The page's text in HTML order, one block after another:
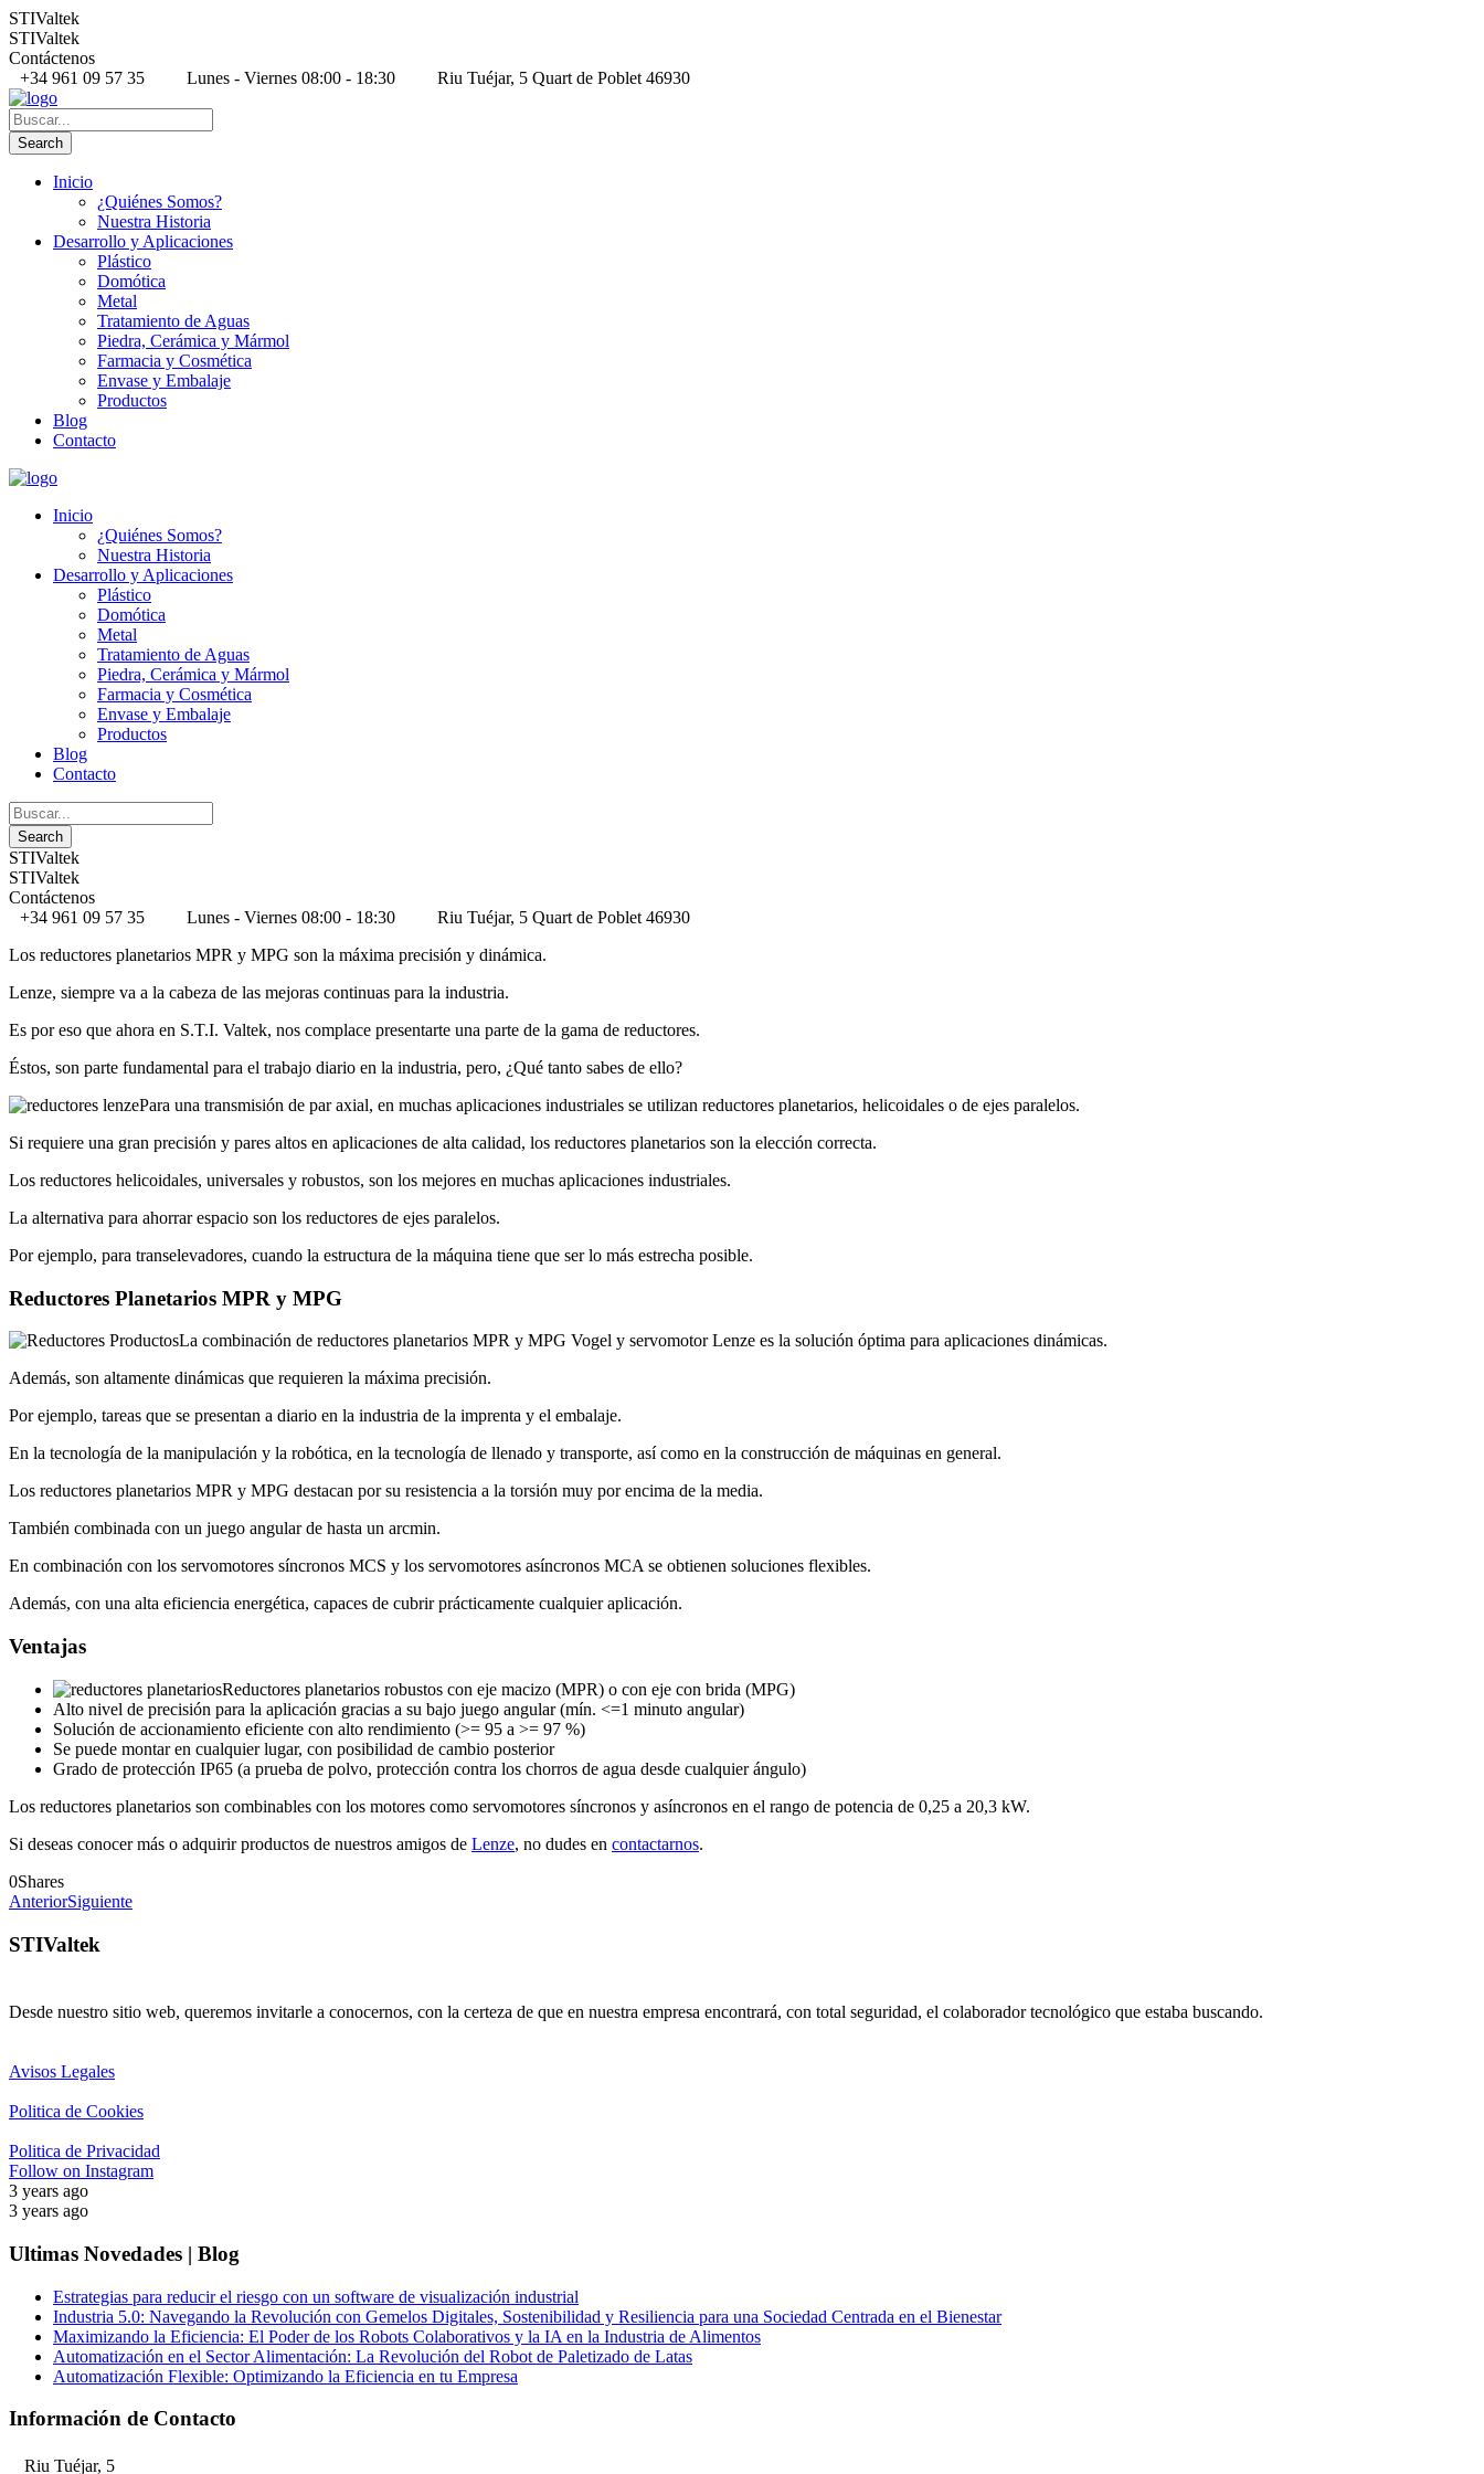
STIValtek
STIValtek
Contáctenos
+34 961 09 57 35
Lunes - Viernes 08:00 - 18:30 Riu Tuéjar, 5 Quart de Poblet 46930
Inicio
¿Quiénes Somos?
Nuestra Historia
Desarrollo y Aplicaciones
Plástico
Domótica
Metal
Tratamiento de Aguas
Piedra, Cerámica y Mármol
Farmacia y Cosmética
Envase y Embalaje
Productos
Blog
Contacto
Inicio
¿Quiénes Somos?
Nuestra Historia
Desarrollo y Aplicaciones
Plástico
Domótica
Metal
Tratamiento de Aguas
Piedra, Cerámica y Mármol
Farmacia y Cosmética
Envase y Embalaje
Productos
Blog
Contacto
STIValtek
STIValtek
Contáctenos
+34 961 09 57 35
Lunes - Viernes 08:00 - 18:30
Riu Tuéjar, 5 Quart de Poblet 46930
Los reductores planetarios MPR y MPG son la máxima precisión y dinámica.
Lenze, siempre va a la cabeza de las mejoras continuas para la industria.
Es por eso que ahora en S.T.I. Valtek, nos complace presentarte una parte de la gama de reductores.
Éstos, son parte fundamental para el trabajo diario en la industria, pero, ¿Qué tanto sabes de ello?
Para una transmisión de par axial, en muchas aplicaciones industriales se utilizan reductores planetarios, helicoidales o de ejes paralelos.
Si requiere una gran precisión y pares altos en aplicaciones de alta calidad, los reductores planetarios son la elección correcta.
Los reductores helicoidales, universales y robustos, son los mejores en muchas aplicaciones industriales.
La alternativa para ahorrar espacio son los reductores de ejes paralelos.
Por ejemplo, para transelevadores, cuando la estructura de la máquina tiene que ser lo más estrecha posible.
Reductores Planetarios MPR y MPG
La combinación de reductores planetarios MPR y MPG Vogel y servomotor Lenze es la solución óptima para aplicaciones dinámicas.
Además, son altamente dinámicas que requieren la máxima precisión.
Por ejemplo, tareas que se presentan a diario en la industria de la imprenta y el embalaje.
En la tecnología de la manipulación y la robótica, en la tecnología de llenado y transporte, así como en la construcción de máquinas en general.
Los reductores planetarios MPR y MPG destacan por su resistencia a la torsión muy por encima de la media.
También combinada con un juego angular de hasta un arcmin.
En combinación con los servomotores síncronos MCS y los servomotores asíncronos MCA se obtienen soluciones flexibles.
Además, con una alta eficiencia energética, capaces de cubrir prácticamente cualquier aplicación.
Ventajas
Reductores planetarios robustos con eje macizo (MPR) o con eje con brida (MPG)
Alto nivel de precisión para la aplicación gracias a su bajo juego angular (mín. <=1 minuto angular)
Solución de accionamiento eficiente con alto rendimiento (>= 95 a >= 97 %)
Se puede montar en cualquier lugar, con posibilidad de cambio posterior
Grado de protección IP65 (a prueba de polvo, protección contra los chorros de agua desde cualquier ángulo)
Los reductores planetarios son combinables con los motores como servomotores síncronos y asíncronos en el rango de potencia de 0,25 a 20,3 kW.
Si deseas conocer más o adquirir productos de nuestros amigos de Lenze, no dudes en contactarnos.
0Shares
AnteriorSiguiente
STIValtek
Desde nuestro sitio web, queremos invitarle a conocernos, con la certeza de que en nuestra empresa encontrará, con total seguridad, el colaborador tecnológico que estaba buscando.
Avisos Legales
Politica de Cookies
Politica de Privacidad
Follow on Instagram
3 years ago
3 years ago
Ultimas Novedades | Blog
Estrategias para reducir el riesgo con un software de visualización industrial
Industria 5.0: Navegando la Revolución con Gemelos Digitales, Sostenibilidad y Resiliencia para una Sociedad Centrada en el Bienestar
Maximizando la Eficiencia: El Poder de los Robots Colaborativos y la IA en la Industria de Alimentos
Automatización en el Sector Alimentación: La Revolución del Robot de Paletizado de Latas
Automatización Flexible: Optimizando la Eficiencia en tu Empresa
Información de Contacto
Riu Tuéjar, 5